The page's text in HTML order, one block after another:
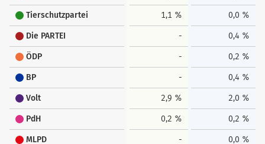
Tierschutzpartei 1,1 % 0,0 %
Die PARTEI - 0,4 %
ÖDP - 0,2 %
BP - 0,4 %
Volt 2,9 % 2,0 %
PdH 0,2 % 0,2 %
MLPD - 0,0 %